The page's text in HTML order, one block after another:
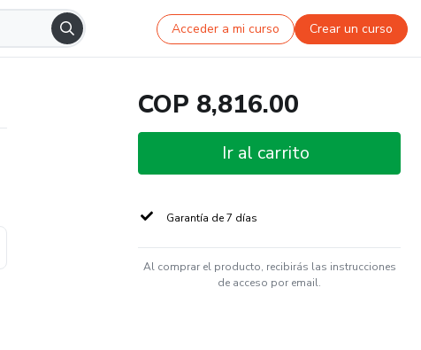
Acceder a mi curso Crear un curso
COP 8,816.00
Ir al carrito
Garantía de 7 días
Al comprar el producto, recibirás las instrucciones
de acceso por email.